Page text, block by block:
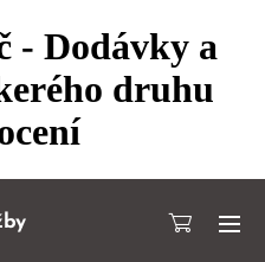
- Dodávky a
druhu